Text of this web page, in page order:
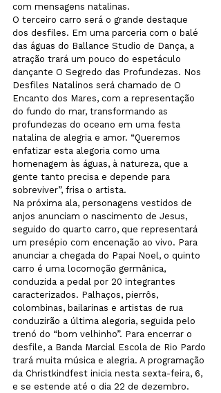
com mensagens natalinas.
O terceiro carro será o grande destaque
dos desfiles. Em uma parceria com o balé
das águas do Ballance Studio de Dança, a
atração trará um pouco do espetáculo
dançante O Segredo das Profundezas. Nos
Desfiles Natalinos será chamado de O
Encanto dos Mares, com a representação
do fundo do mar, transformando as
profundezas do oceano em uma festa
natalina de alegria e amor. “Queremos
enfatizar esta alegoria como uma
homenagem às águas, à natureza, que a
gente tanto precisa e depende para
sobreviver”, frisa o artista.
Na próxima ala, personagens vestidos de
anjos anunciam o nascimento de Jesus,
seguido do quarto carro, que representará
um presépio com encenação ao vivo. Para
anunciar a chegada do Papai Noel, o quinto
carro é uma locomoção germânica,
conduzida a pedal por 20 integrantes
caracterizados. Palhaços, pierrôs,
colombinas, bailarinas e artistas de rua
conduzirão a última alegoria, seguida pelo
trenó do “bom velhinho”. Para encerrar o
desfile, a Banda Marcial Escola de Rio Pardo
trará muita música e alegria. A programação
da Christkindfest inicia nesta sexta-feira, 6,
e se estende até o dia 22 de dezembro.